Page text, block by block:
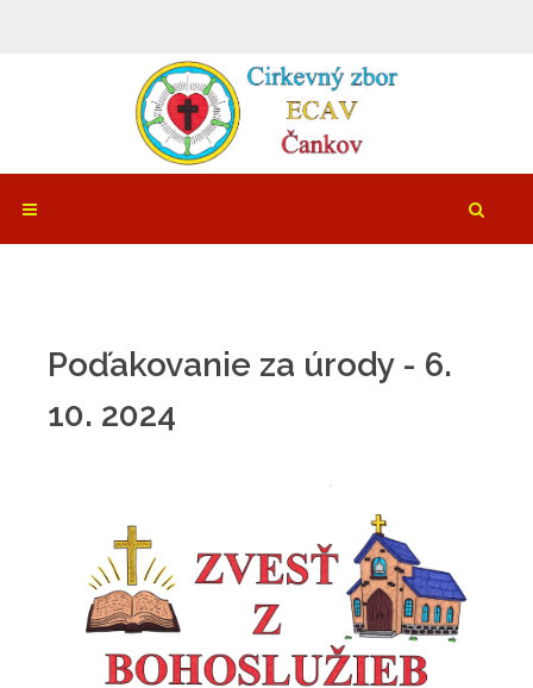
Poďakovanie za úrody - 6.
10. 2024